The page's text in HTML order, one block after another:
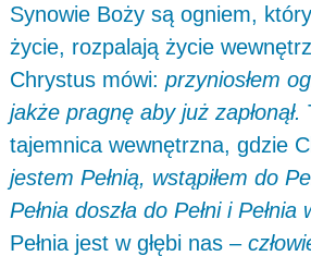
Synowie Boży są ogniem,
życie, rozpalają życie
Chrystus mówi: przyniosłem
jakże pragnę aby już zapłonął.
tajemnica wewnętrzna, gdzie
jestem Pełnią, wstąpiłem do
Pełnia doszła do Pełni i Pełnia
Pełnia jest w głębi nas –